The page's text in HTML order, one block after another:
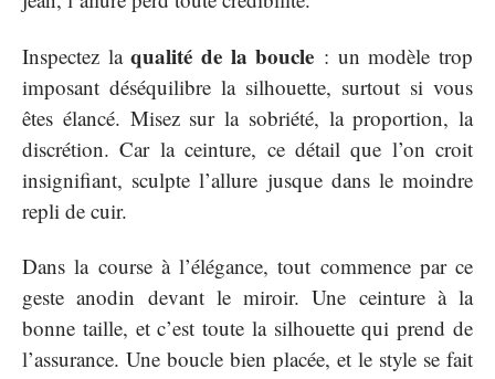
Inspectez laqualité de la boucle : un modèle trop
imposant déséquilibre la silhouette, surtout si vous
êtes élancé. Misez sur la sobriété, la proportion, la
discrétion. Car la ceinture, ce détail que l’on croit
insignifiant, sculpte l’allure jusque dans le moindre
repli de cuir.
Dans la course à l’élégance, tout commence par ce
geste anodin devant le miroir. Une ceinture à la
bonne taille, et c’est toute la silhouette qui prend de
l’assurance. Une boucle bien placée, et le style se fait